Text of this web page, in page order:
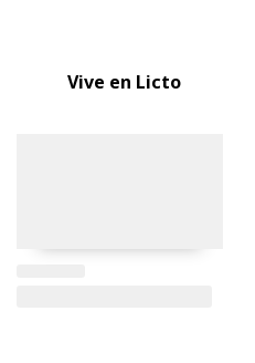
Vive en Licto